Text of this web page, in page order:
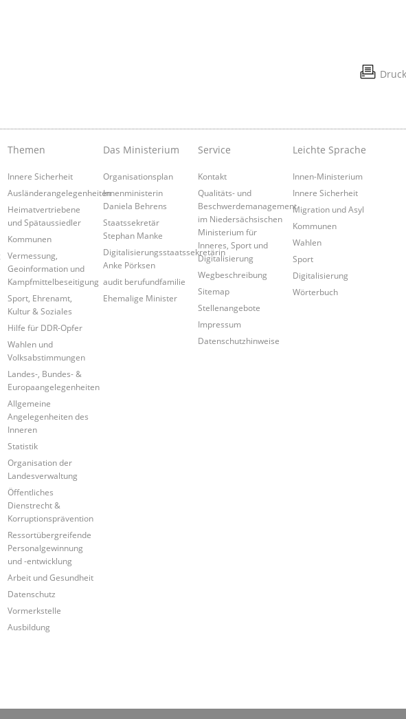
Themen
Innere Sicherheit
Ausländerangelegenheiten
Heimatvertriebene
und Spätaussiedler
Kommunen
Vermessung,
Geoinformation und
Kampfmittelbeseitigung
Sport, Ehrenamt,
Kultur & Soziales
Hilfe für DDR-Opfer
Wahlen und
Volksabstimmungen
Landes-, Bundes- &
Europaangelegenheiten
Allgemeine
Angelegenheiten des
Inneren
Statistik
Organisation der
Landesverwaltung
Öffentliches
Dienstrecht &
Korruptionsprävention
Ressortübergreifende
Personalgewinnung
und -entwicklung
Arbeit und Gesundheit
Datenschutz
Vormerkstelle
Ausbildung
Das Ministerium
Organisationsplan
Innenministerin
Daniela Behrens
Staatssekretär
Stephan Manke
Digitalisierungsstaatssekretärin
Anke Pörksen
audit berufundfamilie
Ehemalige Minister
Service
Kontakt
Qualitäts- und
Beschwerdemanagement
im Niedersächsischen
Ministerium für
Inneres, Sport und
Digitalisierung
Wegbeschreibung
Sitemap
Stellenangebote
Impressum
Datenschutzhinweise
Leichte Sprache
Innen-Ministerium
Innere Sicherheit
Migration und Asyl
Kommunen
Wahlen
Sport
Digitalisierung
Wörterbuch